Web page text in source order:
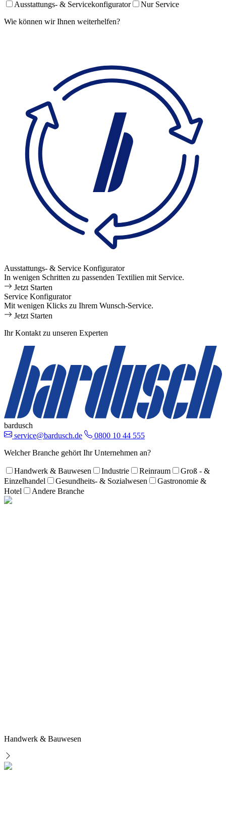
Ausstattungs- & Servicekonfigurator
Nur Service
Wie können wir Ihnen weiterhelfen?
Ausstattungs- & Service Konfigurator
In wenigen Schritten zu passenden Textilien mit Service.
Jetzt Starten
Service Konfigurator
Mit wenigen Klicks zu Ihrem Wunsch-Service.
Jetzt Starten
Ihr Kontakt zu unseren Experten
bardusch
service@bardusch.de
0800 10 44 555
Welcher Branche gehört Ihr Unternehmen an?
Handwerk & Bauwesen Industrie Reinraum
Groß - &
Einzelhandel
Gesundheits- & Sozialwesen
Gastronomie &
Hotel
Andere Branche
Handwerk & Bauwesen